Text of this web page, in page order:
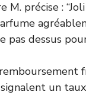
M. précise :
pas dessus
un